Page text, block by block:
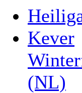
Kever
(NL)